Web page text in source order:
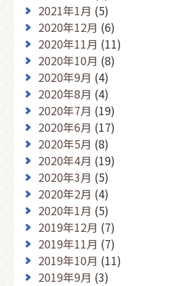
2021年1月 (5)
2020年12月 (6)
2020年11月 (11)
2020年10月 (8)
2020年9月 (4)
2020年8月 (4)
2020年7月 (19)
2020年6月 (17)
2020年5月 (8)
2020年4月 (19)
2020年3月 (5)
2020年2月 (4)
2020年1月 (5)
2019年12月 (7)
2019年11月 (7)
2019年10月 (11)
2019年9月 (3)